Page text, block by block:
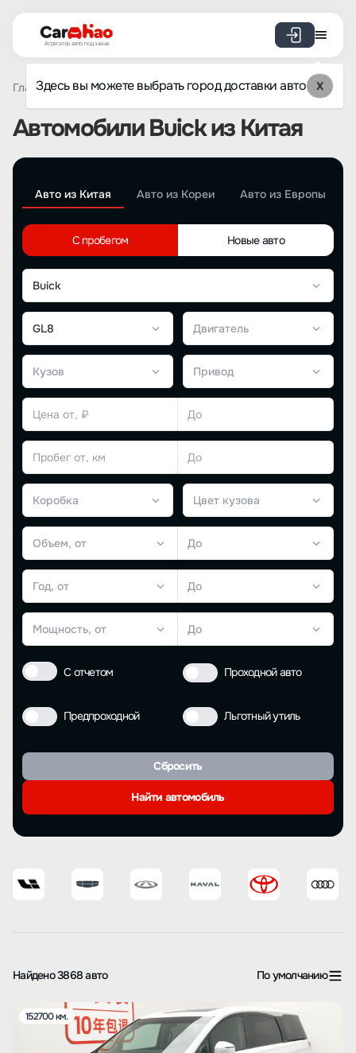
Агрегатор авто под заказ
Здесь вы можете выбрать город доставки авто X
Главная Каталог авто из Китая
Автомобили Buick из Китая
Авто из Китая Авто из Кореи Авто из Европы
С пробегом Новые авто
Buick
GL8 Двигатель
Кузов Привод
Коробка Цвет кузова
Объем, от До
Год, от До
Мощность, от До
С отчетом Проходной авто
Предпроходной Льготный утиль
Сбросить
Найти автомобиль
Найдено 3868 авто По умолчанию
152700 км.